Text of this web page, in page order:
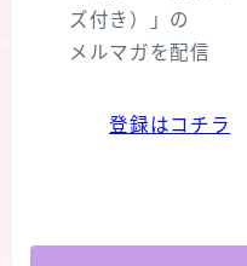
ズ付き）」の
メルマガを配信
登録はコチラ